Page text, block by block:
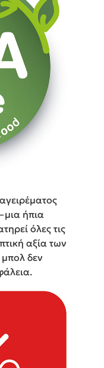
ήπια
όλες τις
αξία των
δεν